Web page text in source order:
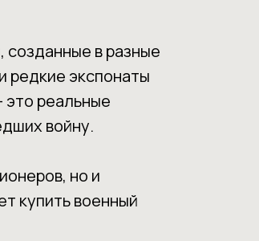
созданные в разные
редкие экспонаты
это реальные
войну.
но и
купить военный